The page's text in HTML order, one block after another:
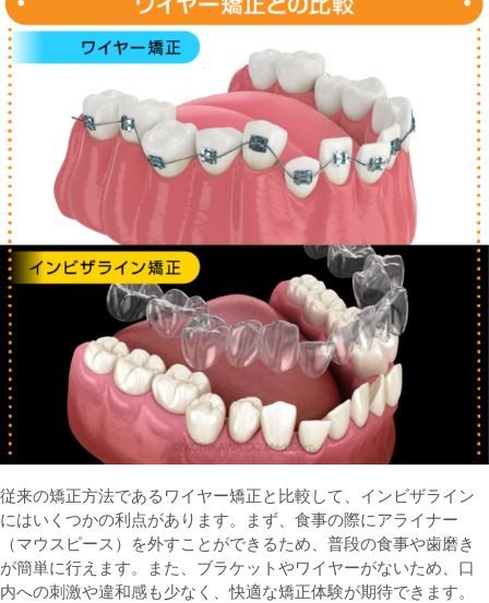
従来の矯正方法であるワイヤー矯正と比較して、インビザライン
にはいくつかの利点があります。まず、食事の際にアライナー
（マウスピース）を外すことができるため、普段の食事や歯磨き
が簡単に行えます。また、ブラケットやワイヤーがないため、口
内への刺激や違和感も少なく、快適な矯正体験が期待できます。